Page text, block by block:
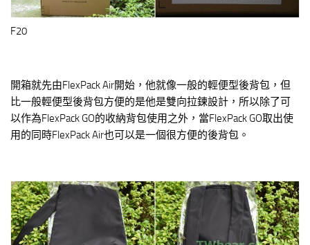
F20
開箱就先由FlexPack Air開始，他就像一般的輕便型後背包，但
比一般輕便型後背包方便的是他是雙向拉鍊設計，所以除了可
以作為FlexPack GO的收納背包使用之外，當FlexPack GO取出使
用的同時FlexPack Air也可以是一個很方便的後背包。